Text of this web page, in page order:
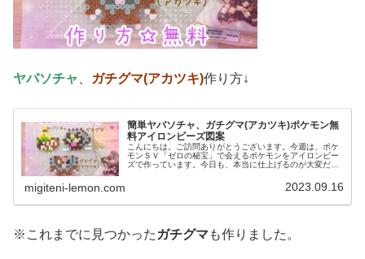
ヤバソチャ ガチグマ(アカツキ)作り方↓
簡単ヤバソチャ、ガチグマ(アカツキ)ポケモン無
料アイロンビーズ図案
こんにちは。ご訪問ありがとうございます。今週は、ポケ
モンＳＶ「ゼロの秘宝」で会えるポケモンをアイロンビー
ズで作っています。今日も、本当に仕上げるのが大変だっ
migiteni-lemon.com 2023.09.16
※これまでに見つかった ガチグマ も作りました。